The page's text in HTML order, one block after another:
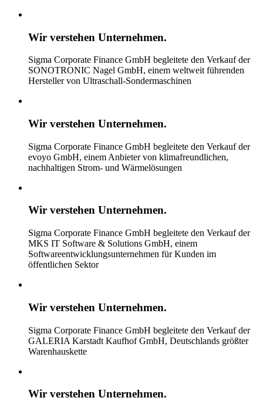
Wir verstehen Unternehmen.
Sigma Corporate Finance GmbH begleitete den Verkauf der
SONOTRONIC Nagel GmbH, einem weltweit führenden
Hersteller von Ultraschall-Sondermaschinen
Wir verstehen Unternehmen.
Sigma Corporate Finance GmbH begleitete den Verkauf der
evoyo GmbH, einem Anbieter von klimafreundlichen,
nachhaltigen Strom- und Wärmelösungen
Wir verstehen Unternehmen.
Sigma Corporate Finance GmbH begleitete den Verkauf der
MKS IT Software & Solutions GmbH, einem
Softwareentwicklungsunternehmen für Kunden im
öffentlichen Sektor
Wir verstehen Unternehmen.
Sigma Corporate Finance GmbH begleitete den Verkauf der
GALERIA Karstadt Kaufhof GmbH, Deutschlands größter
Warenhauskette
Wir verstehen Unternehmen.